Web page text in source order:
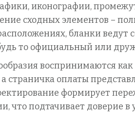
иконографии,
сходных элементов –
бланки ведут
то официальный или
воспринимаются
страничка оплаты
формирует
что подтачивает доверие